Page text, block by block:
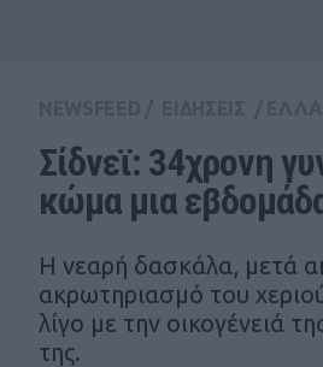
Σίδνεϊ: 34χρονη
κώμα μια
Η νεαρή δασκάλα, μετά
ακρωτηριασμό του
λίγο με την οικογένειά
της.